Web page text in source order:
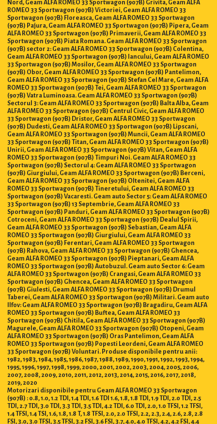
ROMEO 33 Sportwagon (907B) Victoriei, Geam ALFA ROMEO 33
Sportwagon (907B) Floreasca, Geam ALFA ROMEO 33 Sportwagon
(907B) Pajura, Geam ALFA ROMEO 33 Sportwagon (907B) Pipera, Geam
ALFA ROMEO 33 Sportwagon (907B) Primaverii, Geam ALFA ROMEO 33
Sportwagon (907B) Piata Romana. Geam ALFA ROMEO 33 Sportwagon
(907B) sector 2: Geam ALFA ROMEO 33 Sportwagon (907B) Colentina,
Geam ALFA ROMEO 33 Sportwagon (907B) Iancului, Geam ALFA ROMEO
33 Sportwagon (907B) Mosilor, Geam ALFA ROMEO 33 Sportwagon
(907B) Obor, Geam ALFA ROMEO 33 Sportwagon (907B) Pantelimon,
Geam ALFA ROMEO 33 Sportwagon (907B) Stefan Cel Mare, Geam ALFA
ROMEO 33 Sportwagon (907B) Tei, Geam ALFA ROMEO 33 Sportwagon
(907B) Vatra Luminoasa. Geam ALFA ROMEO 33 Sportwagon (907B)
Sectorul 3: Geam ALFA ROMEO 33 Sportwagon (907B) Balta Alba, Geam
ALFA ROMEO 33 Sportwagon (907B) Centrul Civic, Geam ALFA ROMEO
33 Sportwagon (907B) Dristor, Geam ALFA ROMEO 33 Sportwagon
(907B) Dudesti, Geam ALFA ROMEO 33 Sportwagon (907B) Lipscani,
Geam ALFA ROMEO 33 Sportwagon (907B) Muncii, Geam ALFA ROMEO
33 Sportwagon (907B) Titan, Geam ALFA ROMEO 33 Sportwagon (907B)
Unirii, Geam ALFA ROMEO 33 Sportwagon (907B) Vitan, Geam ALFA
ROMEO 33 Sportwagon (907B) Timpuri Noi. Geam ALFA ROMEO 33
Sportwagon (907B) Sectorul 4: Geam ALFA ROMEO 33 Sportwagon
(907B) Giurgiului, Geam ALFA ROMEO 33 Sportwagon (907B) Berceni,
Geam ALFA ROMEO 33 Sportwagon (907B) Oltenitei, Geam ALFA
ROMEO 33 Sportwagon (907B) Tineretului, Geam ALFA ROMEO 33
Sportwagon (907B) Vacaresti. Geam auto Sector 5: Geam ALFA ROMEO
33 Sportwagon (907B) 13 Septembrie, Geam ALFA ROMEO 33
Sportwagon (907B) Panduri, Geam ALFA ROMEO 33 Sportwagon (907B)
Cotroceni, Geam ALFA ROMEO 33 Sportwagon (907B) Dealul Spirii,
Geam ALFA ROMEO 33 Sportwagon (907B) Sebastian, Geam ALFA
ROMEO 33 Sportwagon (907B) Giurgiului, Geam ALFA ROMEO 33
Sportwagon (907B) Ferentari, Geam ALFA ROMEO 33 Sportwagon
(907B) Rahova, Geam ALFA ROMEO 33 Sportwagon (907B) Ghencea,
Geam ALFA ROMEO 33 Sportwagon (907B) Pieptanari, Geam ALFA
ROMEO 33 Sportwagon (907B) Autobuzul. Geam auto Sector 6: Geam
ALFA ROMEO 33 Sportwagon (907B) Crangasi, Geam ALFA ROMEO 33
Sportwagon (907B) Ghencea, Geam ALFA ROMEO 33 Sportwagon
(907B) Giulesti, Geam ALFA ROMEO 33 Sportwagon (907B) Drumul
Taberei, Geam ALFA ROMEO 33 Sportwagon (907B) Militari. Geam auto
Ilfov: Geam ALFA ROMEO 33 Sportwagon (907B) Bragadiru, Geam ALFA
ROMEO 33 Sportwagon (907B) Buftea, Geam ALFA ROMEO 33
Sportwagon (907B) Chitila, Geam ALFA ROMEO 33 Sportwagon (907B)
Magurele, Geam ALFA ROMEO 33 Sportwagon (907B) Otopeni, Geam
ALFA ROMEO 33 Sportwagon (907B) Oras Pantelimon, Geam ALFA
ROMEO 33 Sportwagon (907B) Popesti Leordeni, Geam ALFA ROMEO
33 Sportwagon (907B) Voluntari. Produse disponibile pentru anii:
1982, 1983, 1984, 1985, 1986, 1987, 1988, 1989, 1990, 1991, 1992, 1993, 1994,
1995, 1996, 1997, 1998, 1999, 2000, 2001, 2002, 2003, 2004, 2005, 2006,
2007, 2008, 2009, 2010, 2011, 2012, 2013, 2014, 2015, 2016, 2017, 2018,
2019, 2020
Motorizari disponibile pentru Geam ALFA ROMEO 33 Sportwagon
(907B) : 0.8, 1.0, 1.2 TDI, 1.4 TDI, 1.6 TDI 1.6, 1.8, 1.8 TDI, 1.9 TDI, 2.0 TDI, 2.5
TDI, 2.7 TDI, 3.0 TDI, 3.3 TDI, 3.5 TDI, 4.2 TDI, 6.0 TDI, 2.0, 1.0 TFSI, 1.2 TFSI,
1.4 TFSI, 1.4 TSI, 1.6, 1.8, 1.8 T, 1.8 TFSI, 2.0, 2.0 TFSI, 2.2, 2.3, 2.4, 2.6, 2.8, 2.8
FSI, 3.0, 3.0 TFSI, 3.5 TFSI, 3.2 FSI, 3.6 FSI, 3.7, 4.0, 4.0 TFSI, 4.2, 4.2 FSI, 4.4